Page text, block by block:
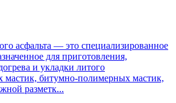
асфальта — это специализированное
для приготовления,
и укладки литого
мастик, битумно-полимерных мастик,
разметк...